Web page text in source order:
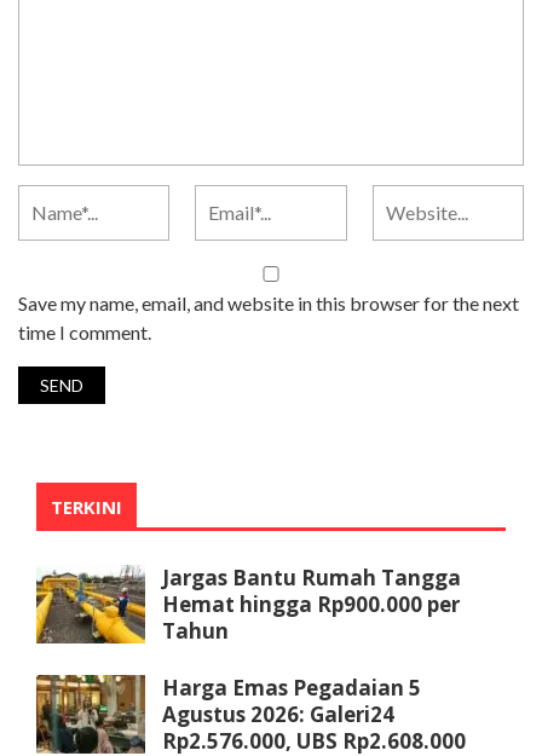
Save my name, email, and website in this browser for the next
time I comment.
TERKINI
Jargas Bantu Rumah Tangga
Hemat hingga Rp900.000 per
Tahun
Harga Emas Pegadaian 5
Agustus 2026: Galeri24
Rp2.576.000, UBS Rp2.608.000